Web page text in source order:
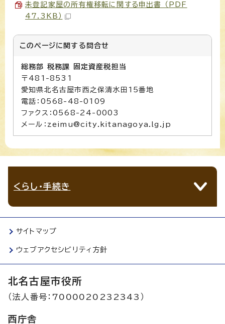
未登記家屋の所有権移転に関する申出書 （PDF
47.3KB）
このページに関する 問合せ
総務部 税務課 固定資産税担当
〒481-8531
愛知県北名古屋市西之保清水田15番地
電話：0568-48-0109
ファクス：0568-24-0003
メール：zeimu@city.kitanagoya.lg.jp
くらし・手続き
サイトマップ
ウェブアクセシビリティ方針
北名古屋市役所
（法人番号：7000020232343）
西庁舎